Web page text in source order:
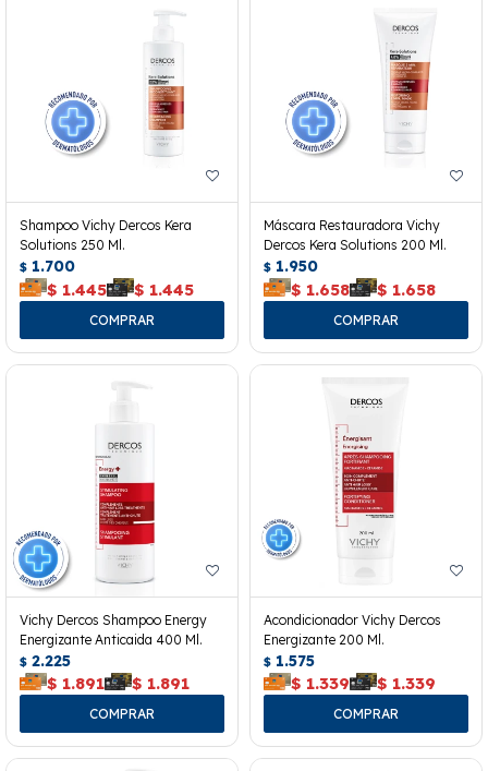
Shampoo Vichy Dercos Kera
Solutions 250 Ml.
$ 1.700
$ 1.445 $ 1.445
Máscara Restauradora Vichy
Dercos Kera Solutions 200 Ml.
$ 1.950
$ 1.658 $ 1.658
Vichy Dercos Shampoo Energy
Energizante Anticaida 400 Ml.
$ 2.225
$ 1.891 $ 1.891
Acondicionador Vichy Dercos
Energizante 200 Ml.
$ 1.575
$ 1.339 $ 1.339